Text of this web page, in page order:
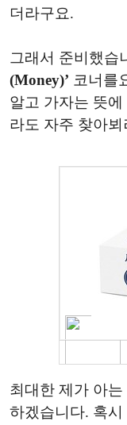
더라구요.
그래서 준비했습
(Money)’ 코너를
알고 가자는 뜻
라도 자주 찾아뵈
최대한 제가 아
하겠습니다. 혹시